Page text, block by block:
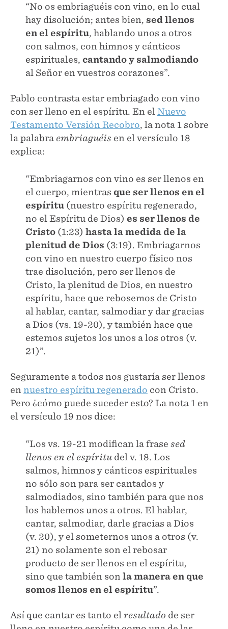
“No os embriaguéis con vino, en lo cual
hay disolución; antes bien, sed llenos
en el espíritu, hablando unos a otros
con salmos, con himnos y cánticos
espirituales, cantando y salmodiando
al Señor en vuestros corazones”.
Pablo contrasta estar embriagado con vino
con ser lleno en el espíritu. En el Nuevo
Testamento Versión Recobro, la nota 1 sobre
la palabra embriaguéis en el versículo 18
explica:
“Embriagarnos con vino es ser llenos en
el cuerpo, mientras que ser llenos en el
espíritu (nuestro espíritu regenerado,
no el Espíritu de Dios) es ser llenos de
Cristo (1:23) hasta la medida de la
plenitud de Dios (3:19). Embriagarnos
con vino en nuestro cuerpo físico nos
trae disolución, pero ser llenos de
Cristo, la plenitud de Dios, en nuestro
espíritu, hace que rebosemos de Cristo
al hablar, cantar, salmodiar y dar gracias
a Dios (vs. 19-20), y también hace que
estemos sujetos los unos a los otros (v.
21)”.
Seguramente a todos nos gustaría ser llenos
en nuestro espíritu regenerado con Cristo.
Pero ¿cómo puede suceder esto? La nota 1 en
el versículo 19 nos dice:
“Los vs. 19-21 modifican la frase sed
llenos en el espíritu del v. 18. Los
salmos, himnos y cánticos espirituales
no sólo son para ser cantados y
salmodiados, sino también para que nos
los hablemos unos a otros. El hablar,
cantar, salmodiar, darle gracias a Dios
(v. 20), y el someternos unos a otros (v.
21) no solamente son el rebosar
producto de ser llenos en el espíritu,
sino que también son la manera en que
somos llenos en el espíritu”.
Así que cantar es tanto el resultado de ser